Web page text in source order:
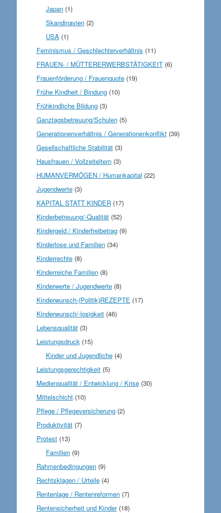
Japan (1)
Skandinavien (2)
USA (1)
Feminismus / Geschlechterverhältnis (11)
FRAUEN- / MÜTTERERWERBSTÄTIGKEIT(6)
Frauenförderung / Frauenquote(19)
Frühe Kindheit / Bindung(10)
Frühkindliche Bildung(3)
Ganztagsbetreuung/Schulen(5)
Generationenverhältnis / Generationenkonflikt(39)
Gesellschaftliche Stabilität(3)
Hausfrauen / Vollzeiteltern(3)
HUMANVERMÖGEN / Humankapital (22)
Jugendwerte(3)
KAPITAL STATT KINDER(17)
Kinderbetreuung/-Qualität(52)
Kindergeld / Kinderfreibetrag(9)
Kinderlose und Familien(34)
Kinderrechte(8)
Kinderreiche Familien(8)
Kinderwerte / Jugendwerte(8)
Kinderwunsch-(Politik)REZEPTE (17)
Kinderwunsch/-losigkeit(46)
Lebensqualität(3)
Leistungsdruck(15)
Kinder und Jugendliche (4)
Leistungsgerechtigkeit(5)
Medienqualität / Entwicklung / Krise(30)
Mittelschicht(10)
Pflege / Pflegeversicherung(2)
Produktivität(7)
Protest(13)
Familien (9)
Rahmenbedingungen(9)
Rechtsklagen / Urteile(4)
Rentenlage / Rentenreformen(7)
Rentensicherheit und Kinder(18)